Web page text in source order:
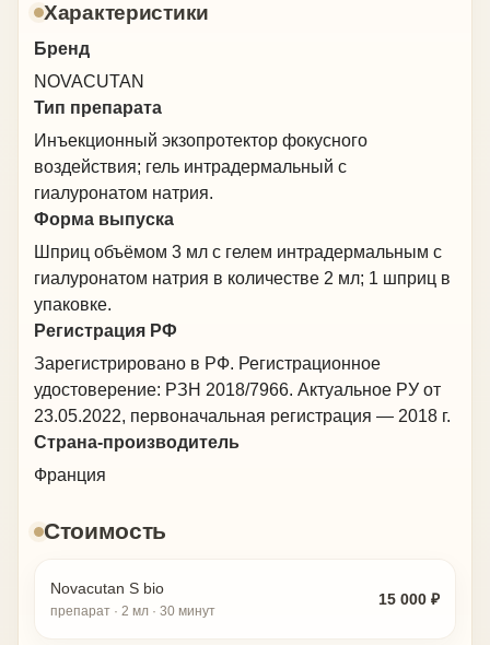
усталом виде и первых признаках старения.
нужна объёмная коррекция, но хочется улучшить
качество кожи: вернуть лицу свежесть, сделать тон
более ровным, кожу — более гладкой и увлажнённой,
вариант для тех, кто замечает, что кожа стала хуже
восстанавливаться после стресса, недосыпа, солнца,
перелётов или активного городского ритма. В
ЛИДАМЕД процедуру проводит врач-косметолог
подбирает препарат по состоянию кожи: NOVACUTAN
YBio чаще используют при запросе на сияние,
гидратацию, защиту и коррекцию признаков
усталости, а не для изменения черт лица или
Характеристики
Бренд
NOVACUTAN
Тип препарата
Инъекционный экзопротектор фокусного
воздействия; гель интрадермальный с
гиалуронатом натрия.
Форма выпуска
Шприц объёмом 3 мл с гелем интрадермальным с
гиалуронатом натрия в количестве 2 мл; 1 шприц в
упаковке.
Регистрация РФ
Зарегистрировано в РФ. Регистрационное
удостоверение: РЗН 2018/7966. Актуальное РУ от
23.05.2022, первоначальная регистрация — 2018 г.
Страна-производитель
Франция
Стоимость
Novacutan S bio
препарат · 2 мл · 30 минут
15 000 ₽